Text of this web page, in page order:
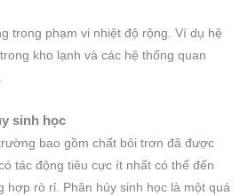
trong phạm vi nhiệt độ rộng. Ví dụ hệ
kho lạnh và các hệ thống quan
sinh học
bao gồm chất bôi trơn đã được
tác động tiêu cực ít nhất có thể đến
hợp rò rỉ. Phân hủy sinh học là một quá